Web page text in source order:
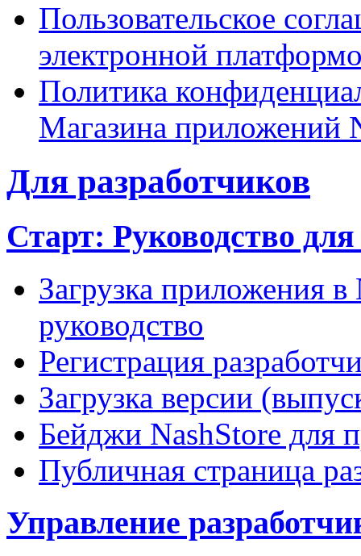
Пользовательское
электронной
Политика
Магазина приложений
Для разработчиков
Старт: Руководство
Загрузка приложения
руководство
Регистрация
Загрузка версии
Бейджи NashStore для
Публичная страница
Управление